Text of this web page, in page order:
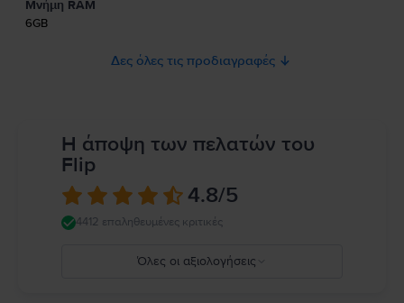
ασφάλεια του προϊόντος.
Μνήμη RAM
6GB
Δες όλες τις προδιαγραφές
Η άποψη των πελατών του
Flip
4.8/5
4412 επαληθευμένες κριτικές
Όλες οι αξιολογήσεις